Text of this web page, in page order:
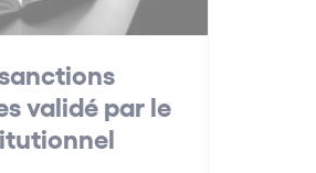
validé par le